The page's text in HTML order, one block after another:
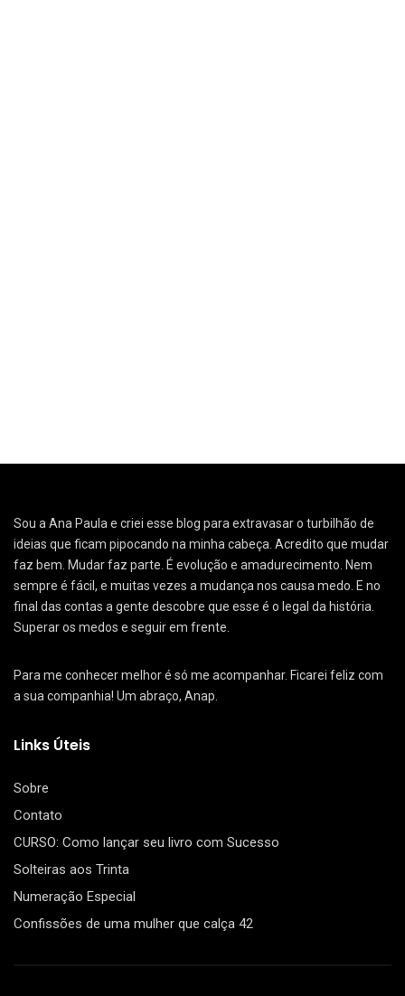
Sou a Ana Paula e criei esse blog para extravasar o turbilhão de
ideias que ficam pipocando na minha cabeça. Acredito que mudar
faz bem. Mudar faz parte. É evolução e amadurecimento. Nem
sempre é fácil, e muitas vezes a mudança nos causa medo. E no
final das contas a gente descobre que esse é o legal da história.
Superar os medos e seguir em frente.
Para me conhecer melhor é só me acompanhar. Ficarei feliz com
a sua companhia! Um abraço, Anap.
Links Úteis
Sobre
Contato
CURSO: Como lançar seu livro com Sucesso
Solteiras aos Trinta
Numeração Especial
Confissões de uma mulher que calça 42